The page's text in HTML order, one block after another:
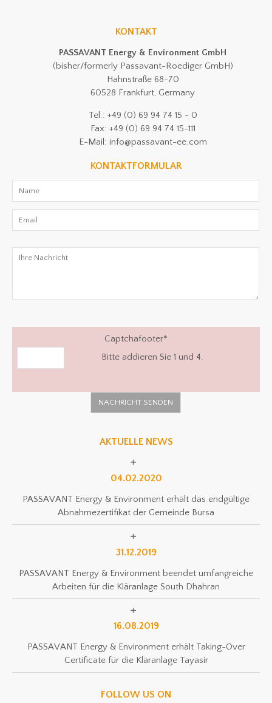
KONTAKT
PASSAVANT Energy & Environment GmbH
(bisher/formerly Passavant-Roediger GmbH)
Hahnstraße 68-70
60528 Frankfurt, Germany
Tel.: +49 (0) 69 94 74 15 - 0
Fax: +49 (0) 69 94 74 15-111
E-Mail: info@passavant-ee.com
KONTAKTFORMULAR
Captchafooter*
Bitte addieren Sie 1 und 4.
AKTUELLE NEWS
04.02.2020
PASSAVANT Energy & Environment erhält das endgültige
Abnahmezertifikat der Gemeinde Bursa
31.12.2019
PASSAVANT Energy & Environment beendet umfangreiche
Arbeiten für die Kläranlage South Dhahran
16.08.2019
PASSAVANT Energy & Environment erhält Taking-Over
Certificate für die Kläranlage Tayasir
FOLLOW US ON